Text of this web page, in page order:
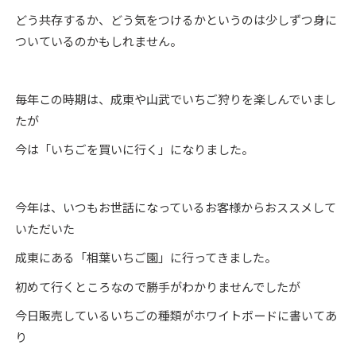
どう共存するか、どう気をつけるかというのは少しずつ身に
ついているのかもしれません。
毎年この時期は、成東や山武でいちご狩りを楽しんでいまし
たが
今は「いちごを買いに行く」になりました。
今年は、いつもお世話になっているお客様からおススメして
いただいた
成東にある「相葉いちご園」に行ってきました。
初めて行くところなので勝手がわかりませんでしたが
今日販売しているいちごの種類がホワイトボードに書いてあ
り